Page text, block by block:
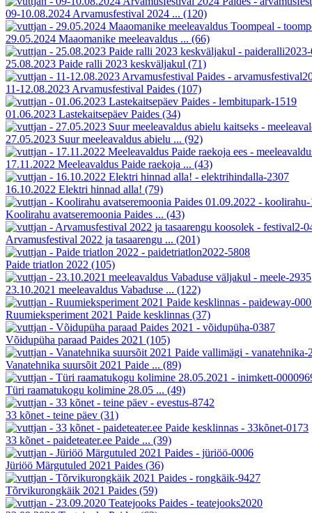
09-10.08.2024 Arvamusfestival 2024 ... (120)
29.05.2024 Maaomanike meeleavaldus ... (66)
25.08.2023 Paide ralli 2023 keskväljakul (71)
11-12.08.2023 Arvamusfestival Paides (107)
01.06.2023 Lastekaitsepäev Paides (34)
27.05.2023 Suur meeleavaldus abielu ... (92)
17.11.2022 Meeleavaldus Paide raekoja ... (43)
16.10.2022 Elektri hinnad alla! (79)
Koolirahu avatseremoonia Paides ... (43)
Arvamusfestival 2022 ja tasaarengu ... (201)
Paide triatlon 2022 (105)
23.10.2021 meeleavaldus Vabaduse ... (122)
Ruumieksperiment 2021 Paide kesklinnas (37)
Võidupüha paraad Paides 2021 (105)
Vanatehnika suursõit 2021 Paide ... (89)
Türi raamatukogu kolimine 28.05 ... (49)
33 kõnet - teine päev (31)
33 kõnet - paideteater.ee Paide ... (39)
Jüriöö Märgutuled 2021 Paides (36)
Tõrvikurongkäik 2021 Paides (59)